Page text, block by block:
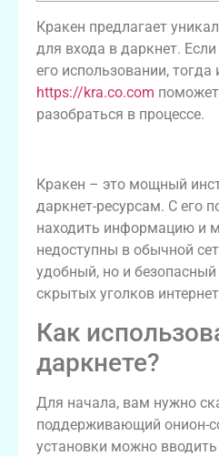
Кракен предлагает
для входа в даркнет.
его использовании,
https://kra.co.com
разобраться в процессе.
Кракен – это мощный
даркнет-ресурсам. С
находить информацию и
недоступны в обычной
удобный, но и
скрытых уголков
Как
даркнете?
Для начала, вам нужно
поддерживающий онион-
установки можно